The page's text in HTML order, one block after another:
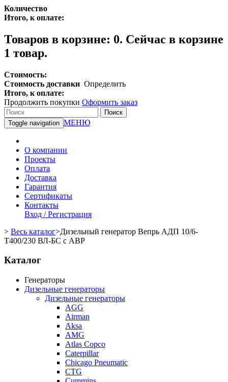
Количество
Итого, к оплате:
Товаров в корзине: 0. Сейчас в корзине
1 товар.
Стоимость:
Стоимость доставки Определить
Итого, к оплате:
Продолжить покупки Оформить заказ
Поиск
Toggle navigation МЕНЮ
О компании
Проекты
Оплата
Доставка
Гарантия
Сертификаты
Контакты
Вход / Регистрация
> Весь каталог>Дизельный генератор Вепрь АДП 10/6-
Т400/230 ВЛ-БС с АВР
Каталог
Генераторы
Дизельные генераторы
Дизельные генераторы
AGG
Airman
Aksa
AMG
Atlas Copco
Caterpillar
Chicago Pneumatic
CTG